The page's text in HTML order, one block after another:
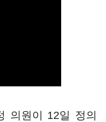
의원이 12일 정의